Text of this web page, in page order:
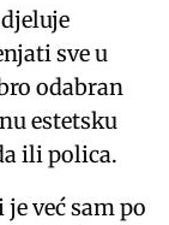
sve u
odabran
estetsku
ili polica.
već sam po